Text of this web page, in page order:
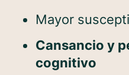
Mayor
Cansancio y
cognitivo